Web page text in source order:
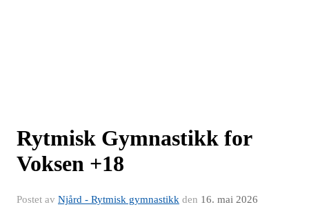
Rytmisk Gymnastikk for
Voksen +18
Postet av Njård - Rytmisk gymnastikk den 16. mai 2026